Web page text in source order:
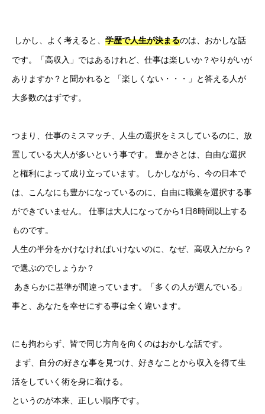
しかし、よく考えると、 学歴で人生が決まるのは、おかしな話
です。「高収入」ではあるけれど、仕事は楽しいか？やりがいが
ありますか？と聞かれると 「楽しくない・・・」と答える人が
大多数のはずです。
つまり、仕事のミスマッチ、人生の選択をミスしているのに、放
置している大人が多いという事です。 豊かさとは、自由な選択
と権利によって成り立っています。 しかしながら、今の日本で
は、こんなにも豊かになっているのに、自由に職業を選択する事
ができていません。 仕事は大人になってから1日8時間以上する
ものです。
人生の半分をかけなければいけないのに、なぜ、高収入だから？
で選ぶのでしょうか？
あきらかに基準が間違っています。「多くの人が選んでいる」
事と、あなたを幸せにする事は全く違います。
にも拘わらず、皆で同じ方向を向くのはおかしな話です。
まず、自分の好きな事を見つけ、好きなことから収入を得て生
活をしていく術を身に着ける。
というのが本来、正しい順序です。